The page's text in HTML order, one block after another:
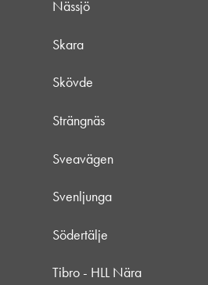
Nässjö
Skara
Skövde
Strängnäs
Sveavägen
Svenljunga
Södertälje
Tibro - HLL Nära